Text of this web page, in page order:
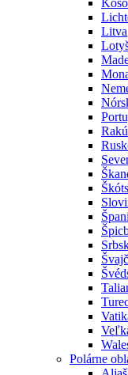
Litva
Polárne